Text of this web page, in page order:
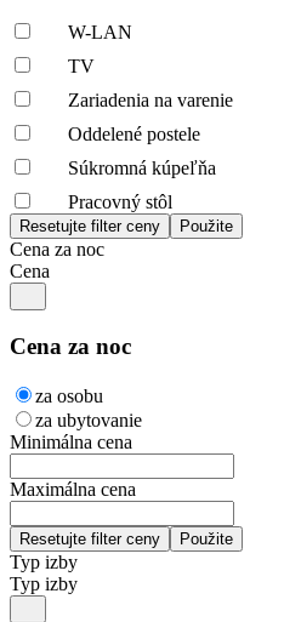
W-LAN
TV
Zariadenia na varenie
Oddelené postele
Súkromná kúpeľňa
Pracovný stôl
Cena za noc
Cena
Cena za noc
za osobu
za ubytovanie
Minimálna cena
Maximálna cena
Typ izby
Typ izby